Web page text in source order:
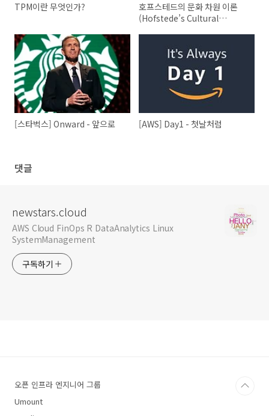
TPM이란 무엇인가?
호프스테드의 문화 차원 이론
(Hofstede’s Cultural
[스타벅스] Onward - 앞으로 [AWS] Day1 - 첫날처럼
댓글
newstars.cloud
AWS Cloud FinOps R DataAnalytics Linux
SystemManagement
구독하기
오픈 인프라 엔지니어 그룹
Umount